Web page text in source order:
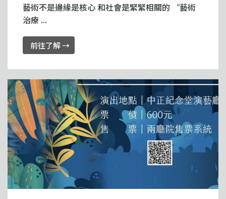
藝術不是邊緣是核心 和社會是緊緊相關的 “藝術
治療 ...
前往了解 →